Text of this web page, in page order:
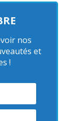
nos
et
!